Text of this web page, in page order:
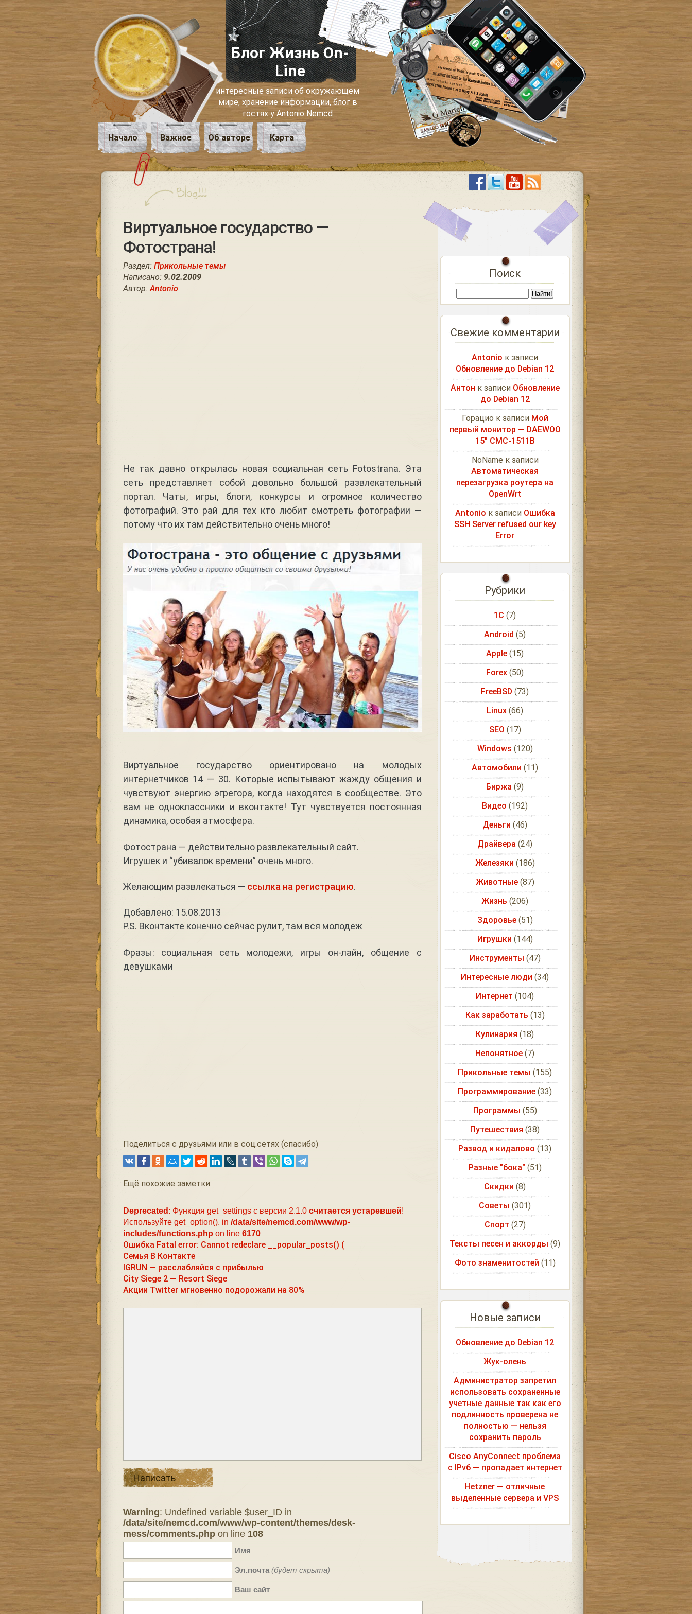
Блог Жизнь On-
Line
интересные записи об окружающем
мире, хранение информации, блог в
гостях у Antonio Nemcd
Начало Важное Об авторе Карта
Виртуальное государство —
Фотострана!
Раздел: Прикольные темы
Написано: 9.02.2009
Автор:Antonio
Не так давно открылась новая социальная сеть Fotostrana. Эта
сеть представляет собой довольно большой развлекательный
портал. Чаты, игры, блоги, конкурсы и огромное количество
фотографий. Это рай для тех кто любит смотреть фотографии —
потому что их там действительно очень много!
Виртуальное государство ориентировано на молодых
интернетчиков 14 — 30. Которые испытывают жажду общения и
чувствуют энергию эгрегора, когда находятся в сообществе. Это
вам не одноклассники и вконтакте! Тут чувствуется постоянная
динамика, особая атмосфера.
Фотострана — действительно развлекательный сайт.
Игрушек и “убивалок времени” очень много.
Желающим развлекаться — ссылка на регистрацию.
Добавлено: 15.08.2013
P.S. Вконтакте конечно сейчас рулит, там вся молодеж
Фразы: социальная сеть молодежи, игры он-лайн, общение с
девушками
Поделиться с друзьями или в соц.сетях (спасибо)
Ещё похожие заметки:
Deprecated : Функция get_settings с версии 2.1.0 считается устаревшей!
Используйте get_option(). in /data/site/nemcd.com/www/wp-
includes/functions.php on line 6170
Ошибка Fatal error: Cannot redeclare __popular_posts() (
Семья В Контакте
IGRUN — расслабляйся с прибылью
City Siege 2 — Resort Siege
Акции Twitter мгновенно подорожали на 80%
Написать
Warning: Undefined variable $user_ID in
/data/site/nemcd.com/www/wp-content/themes/desk-
mess/comments.phpon line 108
Имя
Эл.почта (будет скрыта)
Ваш сайт
Поиск
Свежие комментарии
Antonio к записи
Обновление до Debian 12
Антон к записи Обновление
до Debian 12
Горацио к записи Мой
первый монитор — DAEWOO
15″ CMC-1511B
NoName к записи
Автоматическая
перезагрузка роутера на
OpenWrt
Antonio к записи Ошибка
SSH Server refused our key
Error
Рубрики
1С (7)
Android (5)
Apple (15)
Forex (50)
FreeBSD (73)
Linux (66)
SEO (17)
Windows (120)
Автомобили (11)
Биржа (9)
Видео (192)
Деньги (46)
Драйвера (24)
Железяки (186)
Животные(87)
Жизнь (206)
Здоровье(51)
Игрушки (144)
Инструменты (47)
Интересные люди (34)
Интернет (104)
Как заработать (13)
Кулинария (18)
Непонятное (7)
Прикольные темы (155)
Программирование (33)
Программы (55)
Путешествия (38)
Развод и кидалово (13)
Разные "бока" (51)
Скидки (8)
Советы (301)
Спорт (27)
Тексты песен и аккорды (9)
Фото знаменитостей (11)
Новые записи
Обновление до Debian 12
Жук-олень
Администратор запретил
использовать сохраненные
учетные данные так как его
подлинность проверена не
полностью — нельзя
сохранить пароль
Cisco AnyConnect проблема
с IPv6 — пропадает интернет
Hetzner — отличные
выделенные сервера и VPS